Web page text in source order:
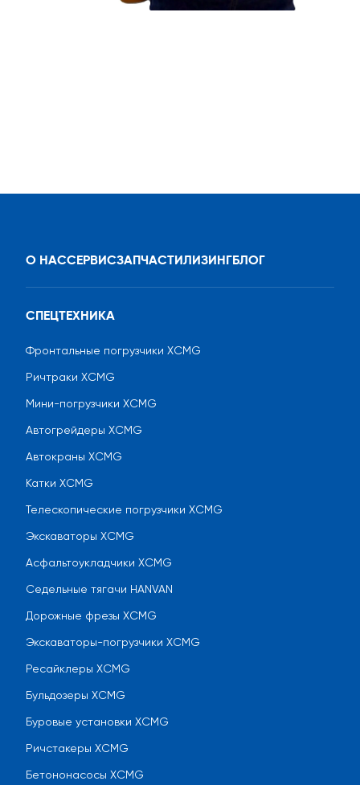
О НАССЕРВИСЗАПЧАСТИЛИЗИНГБЛОГ
СПЕЦТЕХНИКА
Фронтальные погрузчики XCMG
Ричтраки XCMG
Мини-погрузчики XCMG
Автогрейдеры XCMG
Автокраны XCMG
Катки XCMG
Телескопические погрузчики XCMG
Экскаваторы XCMG
Асфальтоукладчики XCMG
Седельные тягачи HANVAN
Дорожные фрезы XCMG
Экскаваторы-погрузчики XCMG
Ресайклеры XCMG
Бульдозеры XCMG
Буровые установки XCMG
Ричстакеры XCMG
Бетононасосы XCMG